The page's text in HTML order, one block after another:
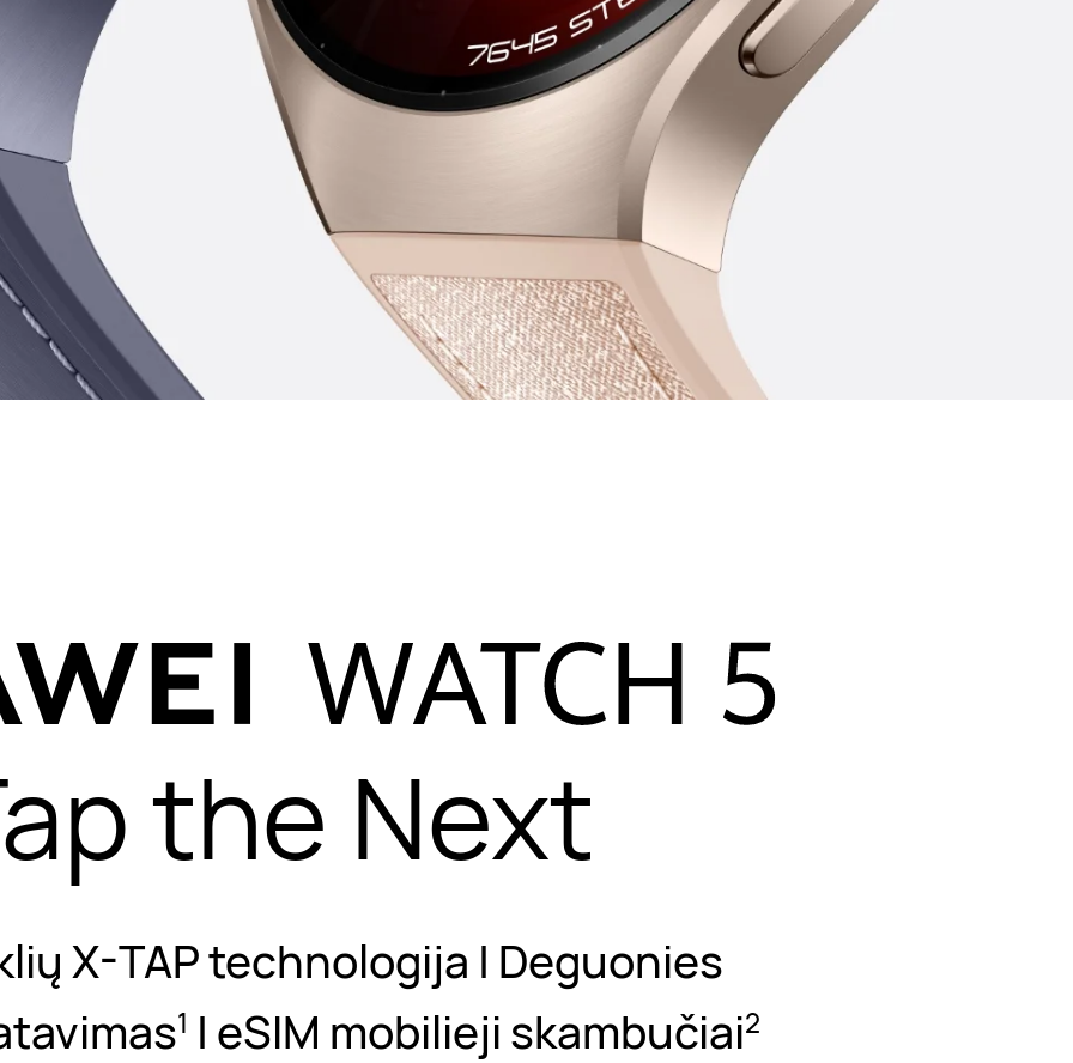
the Next
X-TAP technologija | Deguonies
1 | eSIM mobilieji skambučiai2
savo riešo kažką tvirto ir
titano korpusu4, kuris yra
tvirtas detalėms, tačiau
dėvėjimui.